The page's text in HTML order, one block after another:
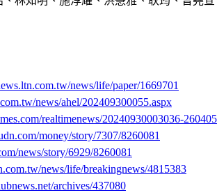
news/life/paper/1669701
news/ahel/202409300055.aspx
realtimenews/20240930003036-
money/story/7307/8260081
news/story/6929/8260081
news/life/breakingnews/4815383
archives/437080